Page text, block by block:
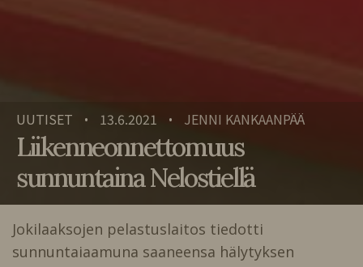
UUTISET • 13.6.2021 • JENNI KANKAANPÄÄ
Liikenneonnettomuus
sunnuntaina Nelostiellä
Jokilaaksojen pelastuslaitos tiedotti
sunnuntaiaamuna saaneensa hälytyksen